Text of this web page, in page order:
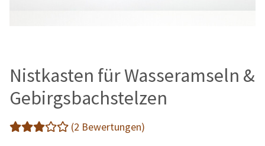
Nistkasten für Wasseramseln &
Gebirgsbachstelzen
(2 Bewertungen)